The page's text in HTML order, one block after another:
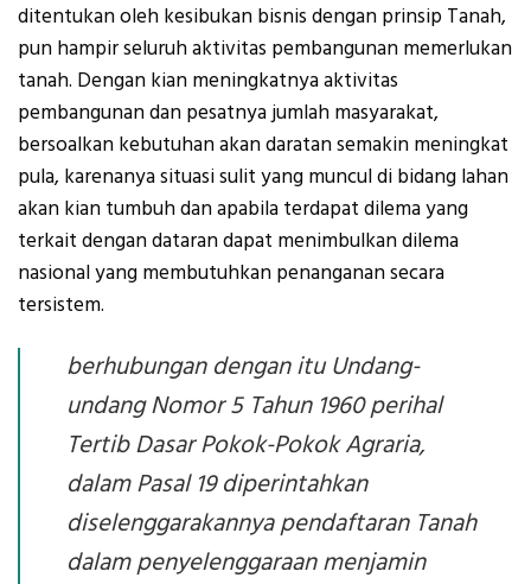
ditentukan oleh kesibukan bisnis dengan prinsip Tanah,
pun hampir seluruh aktivitas pembangunan memerlukan
tanah. Dengan kian meningkatnya aktivitas
pembangunan dan pesatnya jumlah masyarakat,
bersoalkan kebutuhan akan daratan semakin meningkat
pula, karenanya situasi sulit yang muncul di bidang lahan
akan kian tumbuh dan apabila terdapat dilema yang
terkait dengan dataran dapat menimbulkan dilema
nasional yang membutuhkan penanganan secara
tersistem.
berhubungan dengan itu Undang-
undang Nomor 5 Tahun 1960 perihal
Tertib Dasar Pokok-Pokok Agraria,
dalam Pasal 19 diperintahkan
diselenggarakannya pendaftaran Tanah
dalam penyelenggaraan menjamin